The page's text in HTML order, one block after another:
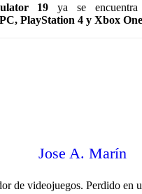
19 ya se
PC, PlayStation 4 y Xbox One
Jose A. Marín
de videojuegos. Perdido en